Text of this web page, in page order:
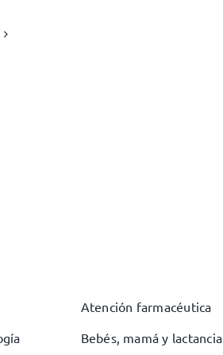
Atención farmacéutica
Bebés, mamá y lactancia